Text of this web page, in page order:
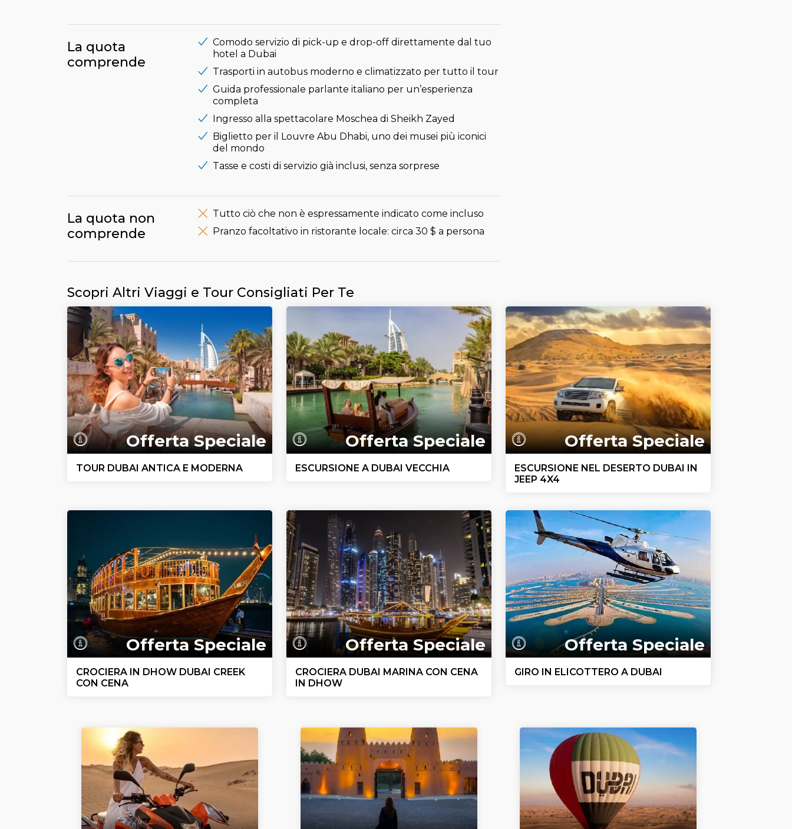
La quota
comprende
Comodo servizio di pick-up e drop-off direttamente dal tuo
hotel a Dubai
Trasporti in autobus moderno e climatizzato per tutto il tour
Guida professionale parlante italiano per un’esperienza
completa
Ingresso alla spettacolare Moschea di Sheikh Zayed
Biglietto per il Louvre Abu Dhabi, uno dei musei più iconici
del mondo
Tasse e costi di servizio già inclusi, senza sorprese
La quota non
comprende
Tutto ciò che non è espressamente indicato come incluso
Pranzo facoltativo in ristorante locale: circa 30 $ a persona
Scopri Altri Viaggi e Tour Consigliati Per Te
Offerta Speciale
TOUR DUBAI ANTICA E MODERNA
Offerta Speciale
ESCURSIONE A DUBAI VECCHIA
Offerta Speciale
ESCURSIONE NEL DESERTO DUBAI IN
JEEP 4X4
Offerta Speciale
CROCIERA IN DHOW DUBAI CREEK
CON CENA
Offerta Speciale
CROCIERA DUBAI MARINA CON CENA
IN DHOW
Offerta Speciale
GIRO IN ELICOTTERO A DUBAI